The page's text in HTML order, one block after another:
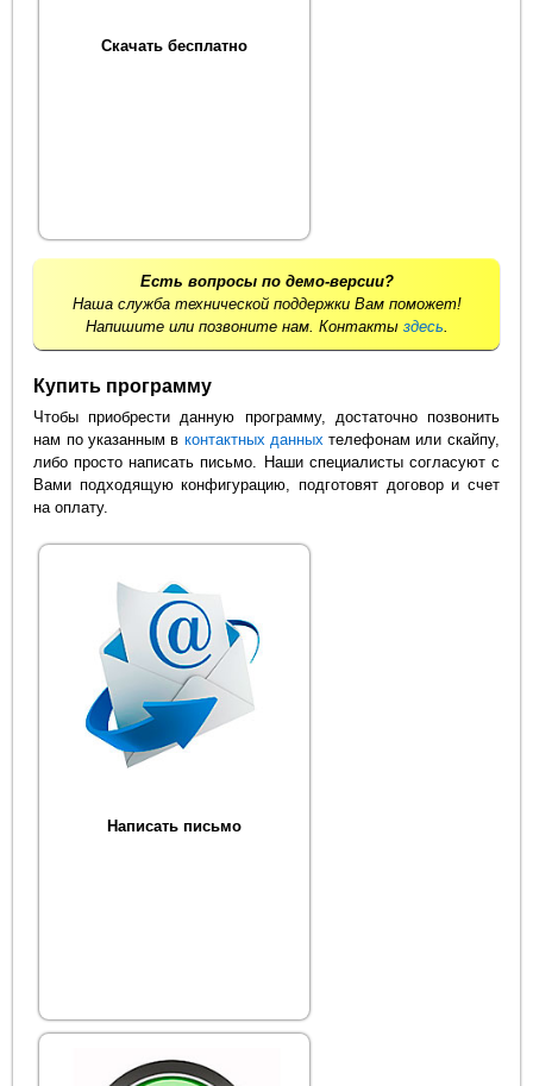
Скачать бесплатно
Есть вопросы по демо-версии?
Наша служба технической поддержки Вам поможет!
Напишите или позвоните нам. Контакты здесь.
Купить программу
Чтобы приобрести данную программу, достаточно позвонить
нам по указанным в контактных данныхтелефонам или скайпу,
либо просто написать письмо. Наши специалисты согласуют с
Вами подходящую конфигурацию, подготовят договор и счет
на оплату.
Написать письмо